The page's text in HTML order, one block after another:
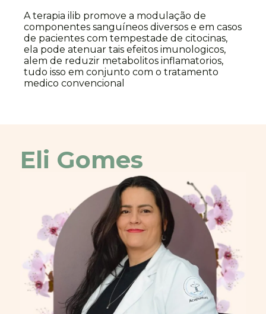
A terapia ilib promove a modulação de
componentes sanguíneos diversos e em casos
de pacientes com tempestade de citocinas,
ela pode atenuar tais efeitos imunologicos,
alem de reduzir metabolitos inflamatorios,
tudo isso em conjunto com o tratamento
medico convencional
Eli Gomes